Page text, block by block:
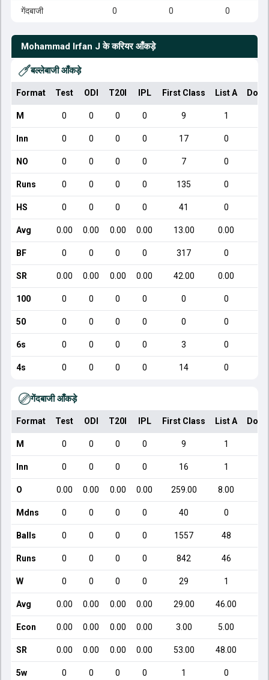
गेंदबाजी 0 0 0
Mohammad Irfan J के करियर आँकड़े
बल्लेबाजी आँकड़े
Format Test ODI T20I IPL First Class List A
M 0 0 0 0 9 1
Inn 0 0 0 0 17 0
NO 0 0 0 0 7 0
Runs 0 0 0 0 135 0
HS 0 0 0 0 41 0
Avg 0.00 0.00 0.00 0.00 13.00 0.00
BF 0 0 0 0 317 0
SR 0.00 0.00 0.00 0.00 42.00 0.00
100 0 0 0 0 0 0
50 0 0 0 0 0 0
6s 0 0 0 0 3 0
4s 0 0 0 0 14 0
गेंदबाजी आँकड़े
Format Test ODI T20I IPL First Class List A
M 0 0 0 0 9 1
Inn 0 0 0 0 16 1
O 0.00 0.00 0.00 0.00 259.00 8.00
Mdns 0 0 0 0 40 0
Balls 0 0 0 0 1557 48
Runs 0 0 0 0 842 46
W 0 0 0 0 29 1
Avg 0.00 0.00 0.00 0.00 29.00 46.00
Econ 0.00 0.00 0.00 0.00 3.00 5.00
SR 0.00 0.00 0.00 0.00 53.00 48.00
5w 0 0 0 0 1 0